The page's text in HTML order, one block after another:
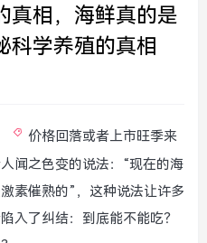
真相，海鲜真的是
科学养殖的真相
价格回落或者上市旺季来
闻之色变的说法：“现在的海
素催熟的”，这种说法让许多
入了纠结：到底能不能吃？